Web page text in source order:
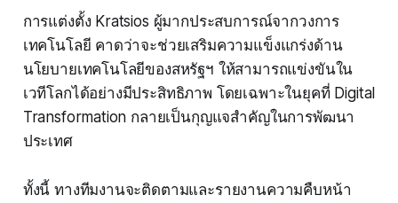
การแต่งตั้ง Kratsios ผู้มากประสบการณ์จากวงการ
เทคโนโลยี คาดว่าจะช่วยเสริมความแข็งแกร่งด้าน
นโยบายเทคโนโลยีของสหรัฐฯ ให้สามารถแข่งขันใน
เวทีโลกได้อย่างมีประสิทธิภาพ โดยเฉพาะในยุคที่ Digital
Transformation กลายเป็นกุญแจสำคัญในการพัฒนา
ประเทศ
ทั้งนี้ ทางทีมงานจะติดตามและรายงานความคืบหน้า